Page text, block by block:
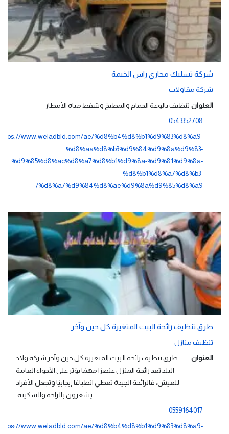
شركة تسليك مجاري راس الخيمة
شركة مقاولات
العنوان تنظيف بالوعة الحمام والمطبخ وشفط مياه الأمطار
0543352708
https://www.weladbld.com/ae/%d8%b4%d8%b1%d9%83%d8%a9-
%d8%aa%d8%b3%d9%84%d9%8a%d9%83-
%d9%85%d8%ac%d8%a7%d8%b1%d9%8a-%d9%81%d9%8a-
%d8%b1%d8%a7%d8%b3-
%d8%a7%d9%84%d8%ae%d9%8a%d9%85%d8%a9/
طرق تنظيف رائحة البيت المتغيرة كل حين وآخر
تنظيف منازل
العنوان
طرق تنظيف رائحة البيت المتغيرة كل حين وآخر شركة ولاد
البلد تعد رائحة المنزل عنصرًا مهمًا يؤثر على الأجواء العامة
للعيش، فالرائحة الجيدة تعطي انطباعًا إيجابيًا وتجعل الأفراد
يشعرون بالراحة والسكينة.
0559164017
https://www.weladbld.com/ae/%d8%b4%d8%b1%d9%83%d8%a9-